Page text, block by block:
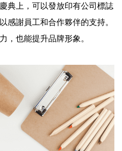
典上，可以發放印有公司標誌
感謝員工和合作夥伴的支持。
，也能提升品牌形象。